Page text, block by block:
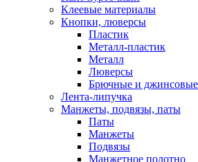
Клеевые материалы
Кнопки, люверсы
Пластик
Металл-пластик
Металл
Люверсы
Брючные и джинсовые
Лента-липучка
Манжеты, подвязы, паты
Паты
Манжеты
Подвязы
Манжетное полотно